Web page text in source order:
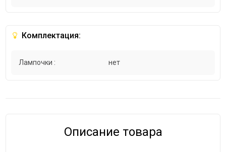
Комплектация:
Лампочки : нет
Описание товара